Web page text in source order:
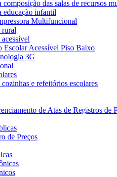
das salas de recursos
infantil
Multifuncional
rural
Escolar Acessível Piso Baixo
3G
e refeitórios escolares
de Atas de Registros de
de Preços